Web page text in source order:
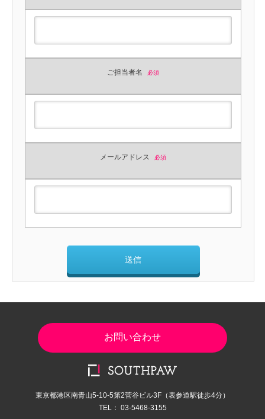
ご担当者名 必須
メールアドレス 必須
お問い合わせ
東京都港区南青山5-10-5第2菅谷ビル3F（表参道駅徒歩4分）
TEL： 03-5468-3155